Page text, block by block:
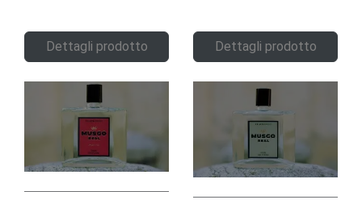
Dettagli prodotto Dettagli prodotto